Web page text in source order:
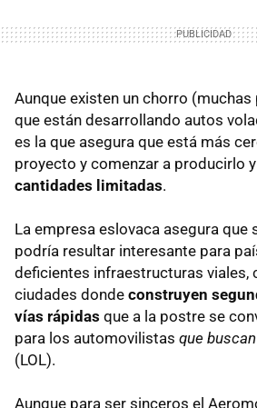
Aunque existen un chorro
que están desarrollando autos
es la que asegura que está más
proyecto y comenzar a producirlo y
cantidades limitadas.
La empresa eslovaca asegura que
podría resultar interesante para
deficientes infraestructuras viales,
ciudades donde construyen
vías rápidas que a la postre se
para los automovilistas que
(LOL).
Aunque para ser sinceros el